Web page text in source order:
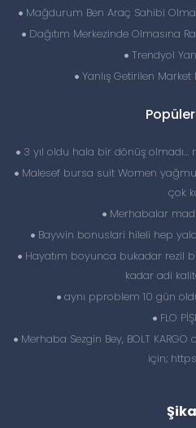
Mağdurum Ben Araç Sahibi
Dağıtım Merkezinde Olmasına
Trendyol
Yanlış Getirilen
3 yıl oldu hala bir dönüş
Malesef bursa suit Women
çok
Merhabalar
Baywin bonuslari hileli hep
Hayatım boyunca bukadar rezil
kadar adi
aynı pproblem 10 gün
FLO
Merhaba Sezgin Bey, BOLT
için;